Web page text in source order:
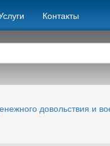
Контакты
довольствия и